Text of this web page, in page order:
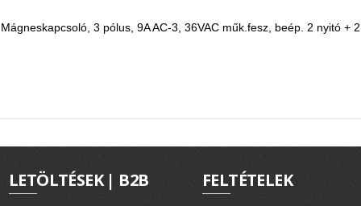
Mágneskapcsoló, 3 pólus, 9A AC-3, 36VAC műk.fesz, beép. 2 nyitó +
LETÖLTÉSEK | B2B FELTÉTELEK